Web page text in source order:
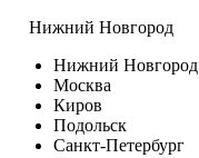
Нижний Новгород
Нижний Новгород
Москва
Киров
Подольск
Санкт-Петербург